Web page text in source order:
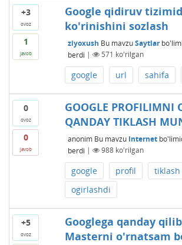
+3
ovoz
1
javob
Google qidiruv
ko'rinishini sozlash
ziyoxush Bu mavzuSaytlar
berdi | 571 ko'rilgan
google url sahifa
0
ovoz
0
javob
GOOGLE PROFILIMNI
QANDAY TIKLASH
anonim Bu mavzu Internet
berdi | 988ko'rilgan
google profil tiklash
ogirlashdi
+5
ovoz
Googlega qanday
Masterni o'rnatsam